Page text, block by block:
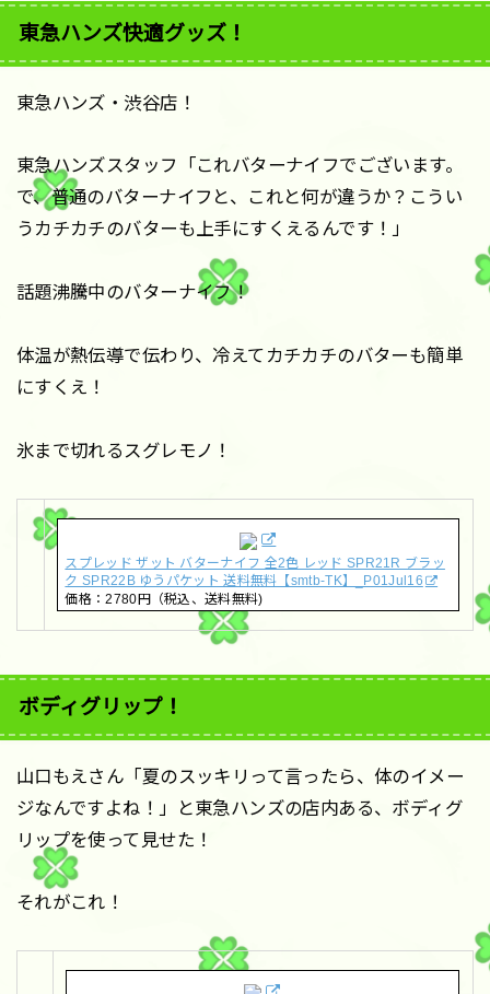
東急ハンズ快適グッズ！
東急ハンズ・渋谷店！
東急ハンズスタッフ「これバターナイフでございます。
で、普通のバターナイフと、これと何が違うか？こうい
うカチカチのバターも上手にすくえるんです！」
話題沸騰中のバターナイフ！
体温が熱伝導で伝わり、冷えてカチカチのバターも簡単
にすくえ！
氷まで切れるスグレモノ！
スプレッド ザット バターナイフ 全2色 レッド SPR21R ブラッ
ク SPR22B ゆうパケット 送料無料【smtb-TK】_P01Jul16
価格：2780円（税込、送料無料)
ボディグリップ！
山口もえさん「夏のスッキリって言ったら、体のイメー
ジなんですよね！」と東急ハンズの店内ある、ボディグ
リップを使って見せた！
それがこれ！